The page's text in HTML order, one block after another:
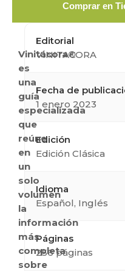
Comprar en
Editorial
VINITACORA
Fecha de
1 enero 2023
Edición
Edición Clásica
Idioma
Español, Inglés
Páginas
256 páginas
Vinitácora®
es
una
guía
especializada
que
reúne
en
un
solo
volumen
la
información
más
completa
sobre